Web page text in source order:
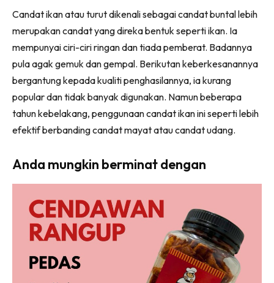
Candat ikan atau turut dikenali sebagai candat buntal lebih
merupakan candat yang direka bentuk seperti ikan. Ia
mempunyai ciri-ciri ringan dan tiada pemberat. Badannya
pula agak gemuk dan gempal. Berikutan keberkesanannya
bergantung kepada kualiti penghasilannya, ia kurang
popular dan tidak banyak digunakan. Namun beberapa
tahun kebelakang, penggunaan candat ikan ini seperti lebih
efektif berbanding candat mayat atau candat udang.
Anda mungkin berminat dengan